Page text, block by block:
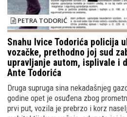
PETRA TODORIĆ
Snahu Ivice Todorića policija
vozačke, prethodno joj sud
upravljanje autom, isplivale i
Ante Todorića
Druga supruga sina nekadašnjeg
godine opet je osuđena zbog
prvi put, vozila je prebrzo i korz